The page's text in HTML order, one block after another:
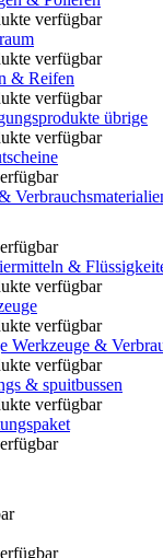
verfügbar
verfügbar
& Reifen
verfügbar
übrige
verfügbar
&
verfügbar
verfügbar
Werkzeuge &
verfügbar
& spuitbussen
verfügbar